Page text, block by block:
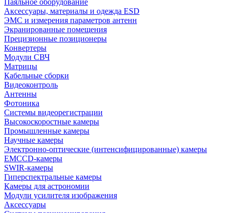
Паяльное оборудование
Аксессуары, материалы и одежда ESD
ЭМС и измерения параметров антенн
Экранированные помещения
Прецизионные позиционеры
Конвертеры
Модули СВЧ
Матрицы
Кабельные сборки
Видеоконтроль
Антенны
Фотоника
Cистемы видеорегистрации
Высокоскоростные камеры
Промышленные камеры
Научные камеры
Электронно-оптические (интенсифицированные) камеры
EMCCD-камеры
SWIR-камеры
Гиперспектральные камеры
Камеры для астрономии
Модули усилителя изображения
Аксессуары